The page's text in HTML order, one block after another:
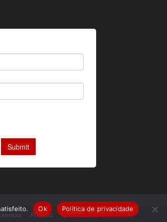
Podcast Quem somos
Ok Política de privacidade